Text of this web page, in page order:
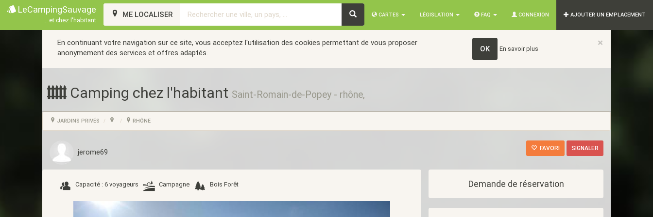
LeCampingSauvage
... et chez l'habitant
CARTES LÉGISLATION FAQ CONNEXION AJOUTER UN EMPLACEMENT
ME LOCALISER
×
En continuant votre navigation sur ce site, vous acceptez l'utilisation des cookies permettant de vous proposer
anonymement des services et offres adaptés.
OK En savoir plus
Camping chez l'habitant Saint-Romain-de-Popey - rhône,
JARDINS PRIVÉS RHÔNE
jerome69 FAVORI SIGNALER
Capacité : 6 voyageurs Campagne Bois Forêt
Précédent
Demande de réservation